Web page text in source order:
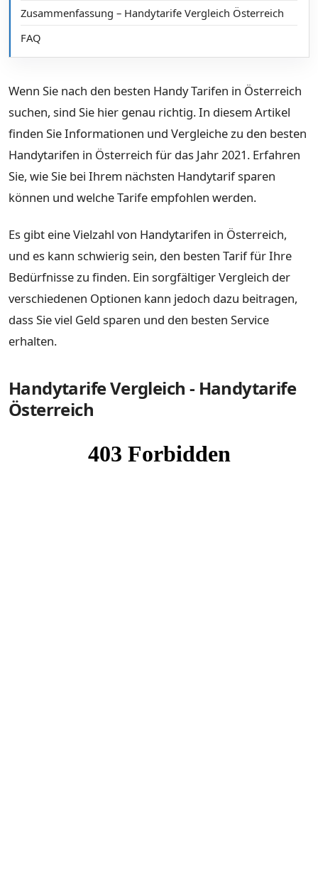
Zusammenfassung – Handytarife Vergleich Österreich
FAQ
Wenn Sie nach den besten Handy Tarifen in Österreich
suchen, sind Sie hier genau richtig. In diesem Artikel
finden Sie Informationen und Vergleiche zu den besten
Handytarifen in Österreich für das Jahr 2021. Erfahren
Sie, wie Sie bei Ihrem nächsten Handytarif sparen
können und welche Tarife empfohlen werden.
Es gibt eine Vielzahl von Handytarifen in Österreich,
und es kann schwierig sein, den besten Tarif für Ihre
Bedürfnisse zu finden. Ein sorgfältiger Vergleich der
verschiedenen Optionen kann jedoch dazu beitragen,
dass Sie viel Geld sparen und den besten Service
erhalten.
Handytarife Vergleich - Handytarife
Österreich